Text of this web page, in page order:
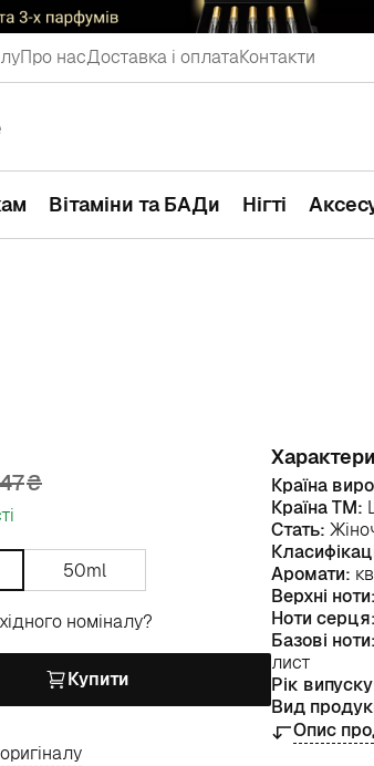
Про насДоставка і оплатаКонтакти
Вітаміни та БАДи Нігті
₴
50ml
номіналу?
Купити
Країна
Країна ТМ:
Стать:
Аромати:
Верхні ноти:
Ноти серця:
Базові ноти:
лист
Рік
Вид
Опис